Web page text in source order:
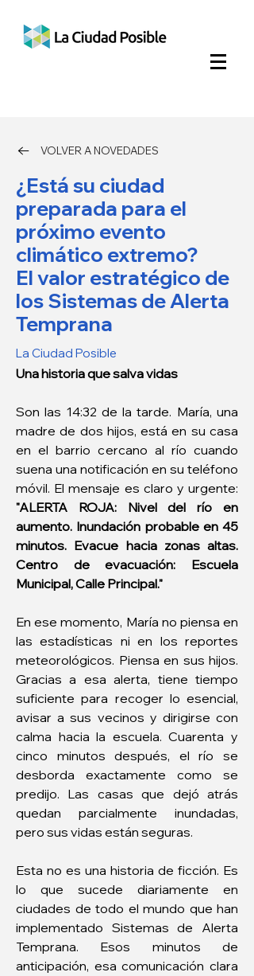
VOLVER A NOVEDADES
¿Está su ciudad
preparada para el
próximo evento
climático extremo?
El valor estratégico de
los Sistemas de Alerta
Temprana
La Ciudad Posible
Una historia que salva vidas
Son las 14:32 de la tarde. María, una
madre de dos hijos, está en su casa
en el barrio cercano al río cuando
suena una notificación en su teléfono
"ALERTA ROJA: Nivel del río en
aumento. Inundación probable en 45
minutos. Evacue hacia zonas altas.
Centro de evacuación: Escuela
Municipal, Calle Principal."
En ese momento, María no piensa en
las estadísticas ni en los reportes
meteorológicos. Piensa en sus hijos.
Gracias a esa alerta, tiene tiempo
suficiente para recoger lo esencial,
avisar a sus vecinos y dirigirse con
calma hacia la escuela. Cuarenta y
cinco minutos después, el río se
desborda exactamente como se
predijo. Las casas que dejó atrás
quedan parcialmente inundadas,
pero sus vidas están seguras.
Esta no es una historia de ficción. Es
lo que sucede diariamente en
ciudades de todo el mundo que han
implementado Sistemas de Alerta
Temprana. Esos minutos de
anticipación, esa comunicación clara